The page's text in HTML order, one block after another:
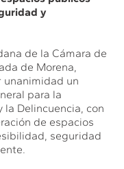
y
de la Cámara de
de Morena,
unanimidad un
para la
la Delincuencia, con
de espacios
seguridad